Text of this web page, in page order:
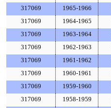
317069 1965-1966
317069 1964-1965
317069 1963-1964
317069 1962-1963
317069 1961-1962
317069 1960-1961
317069 1959-1960
317069 1958-1959